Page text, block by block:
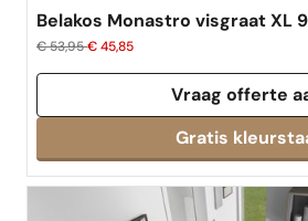
Belakos Monastro visgraat XL
€ 53,95€ 45,85
Vraag offerte